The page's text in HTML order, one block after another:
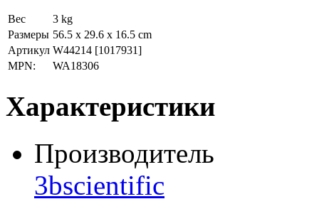
Вес
3 kg
Размеры 56.5 x 29.6 x 16.5 cm
Артикул W44214 [1017931]
MPN:
WA18306
Характеристики
Производитель
3bscientific